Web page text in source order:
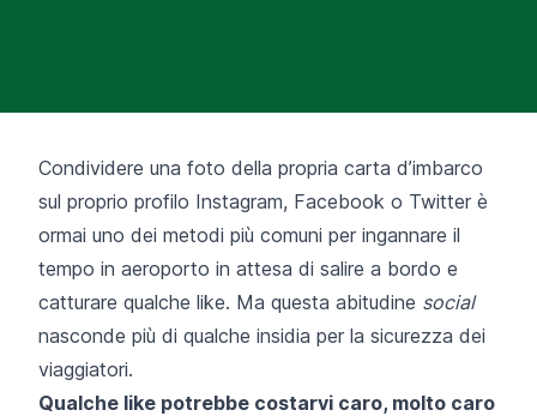
Condividere una foto della propria carta d’imbarco
sul proprio profilo Instagram, Facebook o Twitter è
ormai uno dei metodi più comuni per ingannare il
tempo in aeroporto in attesa di salire a bordo e
catturare qualche like. Ma questa abitudine social
nasconde più di qualche insidia per la sicurezza dei
viaggiatori.
Qualche like potrebbe costarvi caro, molto caro